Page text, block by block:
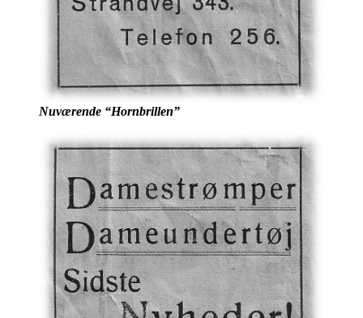
Nuværende “Hornbrillen”